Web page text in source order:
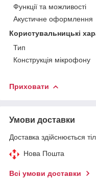
Функції та можливості
Акустичне оформлення
Користувальницькі
Тип
Конструкція мікрофону
Приховати
Умови доставки
Доставка здійснюється
Нова Пошта
Всі умови доставки